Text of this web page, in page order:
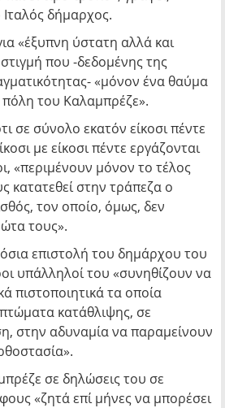
δήμαρχος.
«έξυπνη ύστατη αλλά και
που -δεδομένης της
«μόνον ένα θαύμα
του Καλαμπρέζε».
σε σύνολο εκατόν είκοσι πέντε
με είκοσι πέντε εργάζονται
«περιμένουν μόνον το τέλος
κατατεθεί στην τράπεζα ο
τον οποίο, όμως, δεν
τους».
επιστολή του δημάρχου του
υπάλληλοί του «συνηθίζουν να
πιστοποιητικά τα οποία
κατάθλιψης, σε
στην αδυναμία να παραμείνουν
σε δηλώσεις του σε
«ζητά επί μήνες να μπορέσει